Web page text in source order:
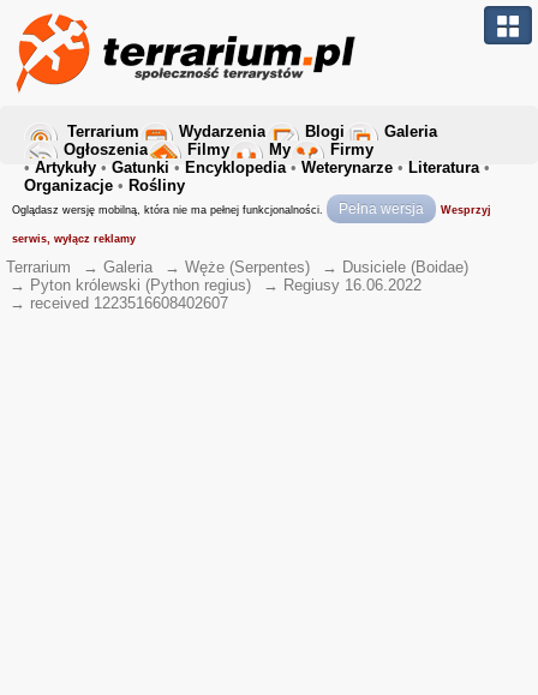
Terrarium Wydarzenia Blogi
Galeria
Ogłoszenia
Filmy My
Firmy
• Artykuły • Gatunki • Encyklopedia• Weterynarze • Literatura•
Organizacje • Rośliny
Oglądasz wersję mobilną, która nie ma pełnej funkcjonalności. Pełna wersja Wesprzyj
serwis, wyłącz reklamy
Terrarium → Galeria → Węże (Serpentes) → Dusiciele (Boidae)
→ Pyton królewski (Python regius) → Regiusy 16.06.2022
→ received 1223516608402607